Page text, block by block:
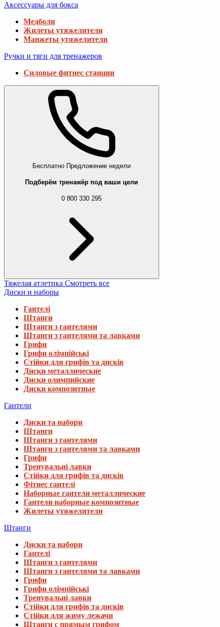
Аксессуары для бокса
Медболи
Жилеты утяжелители
Манжеты утяжелители
Ручки и тяги для тренажеров
Силовые фитнес станции
Бесплатно Предложение недели
Подберём тренажёр под ваши цели
0 800 330 295
Тяжелая атлетика Смотреть все
Диски и наборы
Гантелі
Штанги
Штанги з гантелями
Штанги з гантелями та лавками
Грифи
Грифи олімпійські
Стійки для грифів та дисків
Диски металлические
Диски олимпийские
Диски композитные
Гантели
Диски та набори
Штанги
Штанги з гантелями
Штанги з гантелями та лавками
Грифи
Тренувальні лавки
Стійки для грифів та дисків
Фітнес гантелі
Наборные гантели металлические
Гантели наборные композитные
Жилеты утяжелители
Штанги
Диски та набори
Гантелі
Штанги з гантелями
Штанги з гантелями та лавками
Грифи
Грифи олімпійські
Тренувальні лавки
Стійки для грифів та дисків
Стійки для жиму лежачи
Штанги с прямым грифом